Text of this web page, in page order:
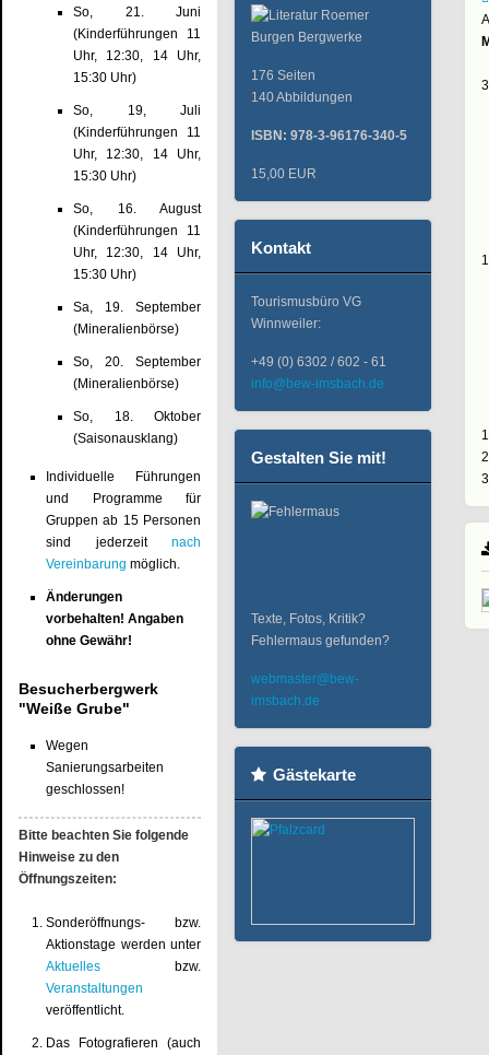
So, 21. Juni
(Kinderführungen 11
Uhr, 12:30, 14 Uhr,
15:30 Uhr)
So, 19, Juli
(Kinderführungen 11
Uhr, 12:30, 14 Uhr,
15:30 Uhr)
So, 16. August
(Kinderführungen 11
Uhr, 12:30, 14 Uhr,
15:30 Uhr)
Sa, 19. September
(Mineralienbörse)
So, 20. September
(Mineralienbörse)
So, 18. Oktober
(Saisonausklang)
Individuelle Führungen
und Programme für
Gruppen ab 15 Personen
sind jederzeit nach
Vereinbarung möglich.
Änderungen
vorbehalten! Angaben
ohne Gewähr!
Besucherbergwerk
"Weiße Grube"
Wegen
Sanierungsarbeiten
geschlossen!
Bitte beachten Sie folgende
Hinweise zu den
Öffnungszeiten:
Sonderöffnungs- bzw.
Aktionstage werden unter
Aktuelles bzw.
Veranstaltungen
veröffentlicht.
Das Fotografieren (auch
176 Seiten
140 Abbildungen
ISBN: 978-3-96176-340-5
15,00 EUR
Kontakt
Tourismusbüro VG
Winnweiler:
+49 (0) 6302 / 602 - 61
info@bew-imsbach.de
Gestalten Sie mit!
Texte, Fotos, Kritik?
Fehlermaus gefunden?
webmaster@bew-
imsbach.de
Gästekarte
3